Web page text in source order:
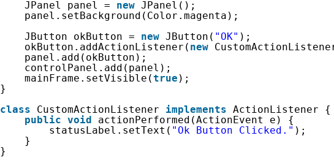
JPanel panel = new JPanel();
panel.setBackground(Color.magenta);
JButton okButton = new JButton( "OK" );
okButton.addActionListener( new
panel.add(okButton);
controlPanel.add(panel);
mainFrame.setVisible(true );
}
class
CustomActionListener implements ActionListener {
public void
actionPerformed(ActionEvent e) {
statusLabel.setText( "Ok Button Clicked." );
}
}